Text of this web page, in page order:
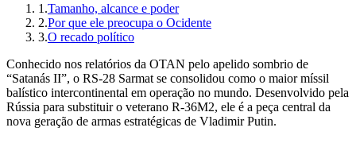
1 .Tamanho, alcance e poder
2.Por que ele preocupa o Ocidente
3.O recado político
Conhecido nos relatórios da OTAN pelo apelido sombrio de
“Satanás II”, o RS-28 Sarmat se consolidou como o maior míssil
balístico intercontinental em operação no mundo. Desenvolvido pela
Rússia para substituir o veterano R-36M2, ele é a peça central da
nova geração de armas estratégicas de Vladimir Putin.